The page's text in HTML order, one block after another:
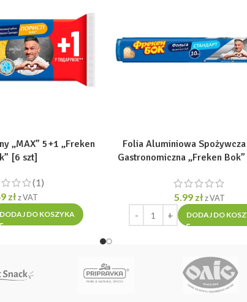
„MAX” 5+1 „Freken
[6 szt]
(1)
zł z VAT
DODAJ DO KOSZYKA
Folia Aluminiowa
Gastronomiczna „Freken
5.99 zł z VAT
DODAJ DO